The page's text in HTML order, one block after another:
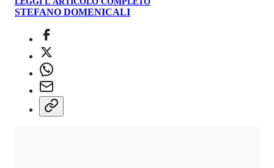
STEFANO DOMENICALI